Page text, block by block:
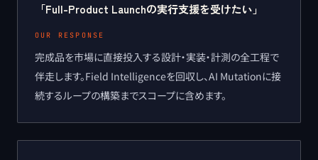
「Full-Product Launchの実行支援を受けたい 」
OUR RESPONSE
完成品を市場に直接投入する設計・実装・計測の全工程で
伴走します。Field Intelligenceを回収し、AI Mutationに接
続するループの構築までスコープに含めます。